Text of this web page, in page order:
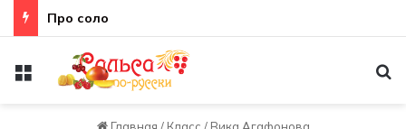
Про соло
Меню